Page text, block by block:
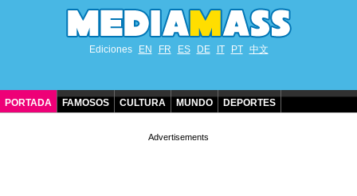
Ediciones EN FR ES DE IT PT 中文
PORTADA FAMOSOS CULTURA MUNDO DEPORTES